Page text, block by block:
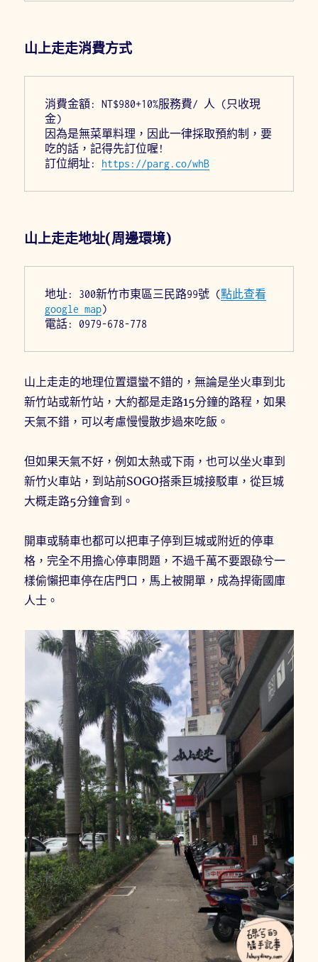
山上走走消費方式
消費金額: NT$980+10%服務費/ 人 (只收現
金)
因為是無菜單料理，因此一律採取預約制，要
吃的話，記得先訂位喔!
訂位網址: https://parg.co/whB
山上走走地址(周邊環境)
地址: 300新竹市東區三民路99號 (點此查看
google map)
電話: 0979-678-778
山上走走的地理位置還蠻不錯的，無論是坐火車到北
新竹站或新竹站，大約都是走路15分鐘的路程，如果
天氣不錯，可以考慮慢慢散步過來吃飯。
但如果天氣不好，例如太熱或下雨，也可以坐火車到
新竹火車站，到站前SOGO搭乘巨城接駁車，從巨城
大概走路5分鐘會到。
開車或騎車也都可以把車子停到巨城或附近的停車
格，完全不用擔心停車問題，不過千萬不要跟碌兮一
樣偷懶把車停在店門口，馬上被開單，成為捍衛國庫
人士。